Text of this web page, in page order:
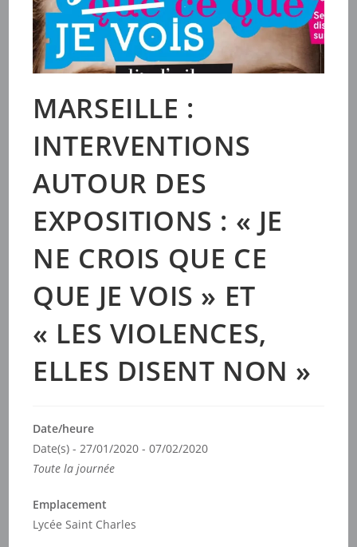
MARSEILLE :
INTERVENTIONS
AUTOUR DES
EXPOSITIONS : « JE
NE CROIS QUE CE
QUE JE VOIS » ET
« LES VIOLENCES,
ELLES DISENT NON »
Date/heure
Date(s) - 27/01/2020 - 07/02/2020
Toute la journée
Emplacement
Lycée Saint Charles